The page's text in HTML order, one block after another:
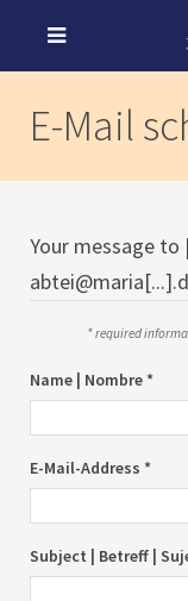
E-Mail
Your message to
* required
Name | Nombre *
E-Mail-Address *
Subject | Betreff |